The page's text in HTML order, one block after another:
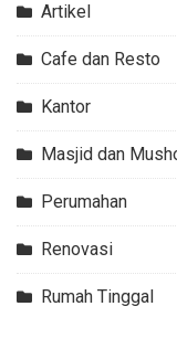
Artikel
Cafe dan Resto
Kantor
Masjid dan
Perumahan
Renovasi
Rumah Tinggal